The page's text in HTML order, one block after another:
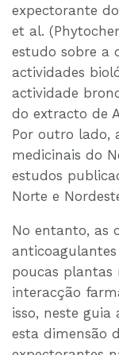
expectorante
et al.
estudo sobre a
actividades
actividade
do extracto de
Por outro lado,
medicinais do
estudos
Norte e
No entanto, as
poucas plantas
interacção
isso, neste guia
esta dimensão